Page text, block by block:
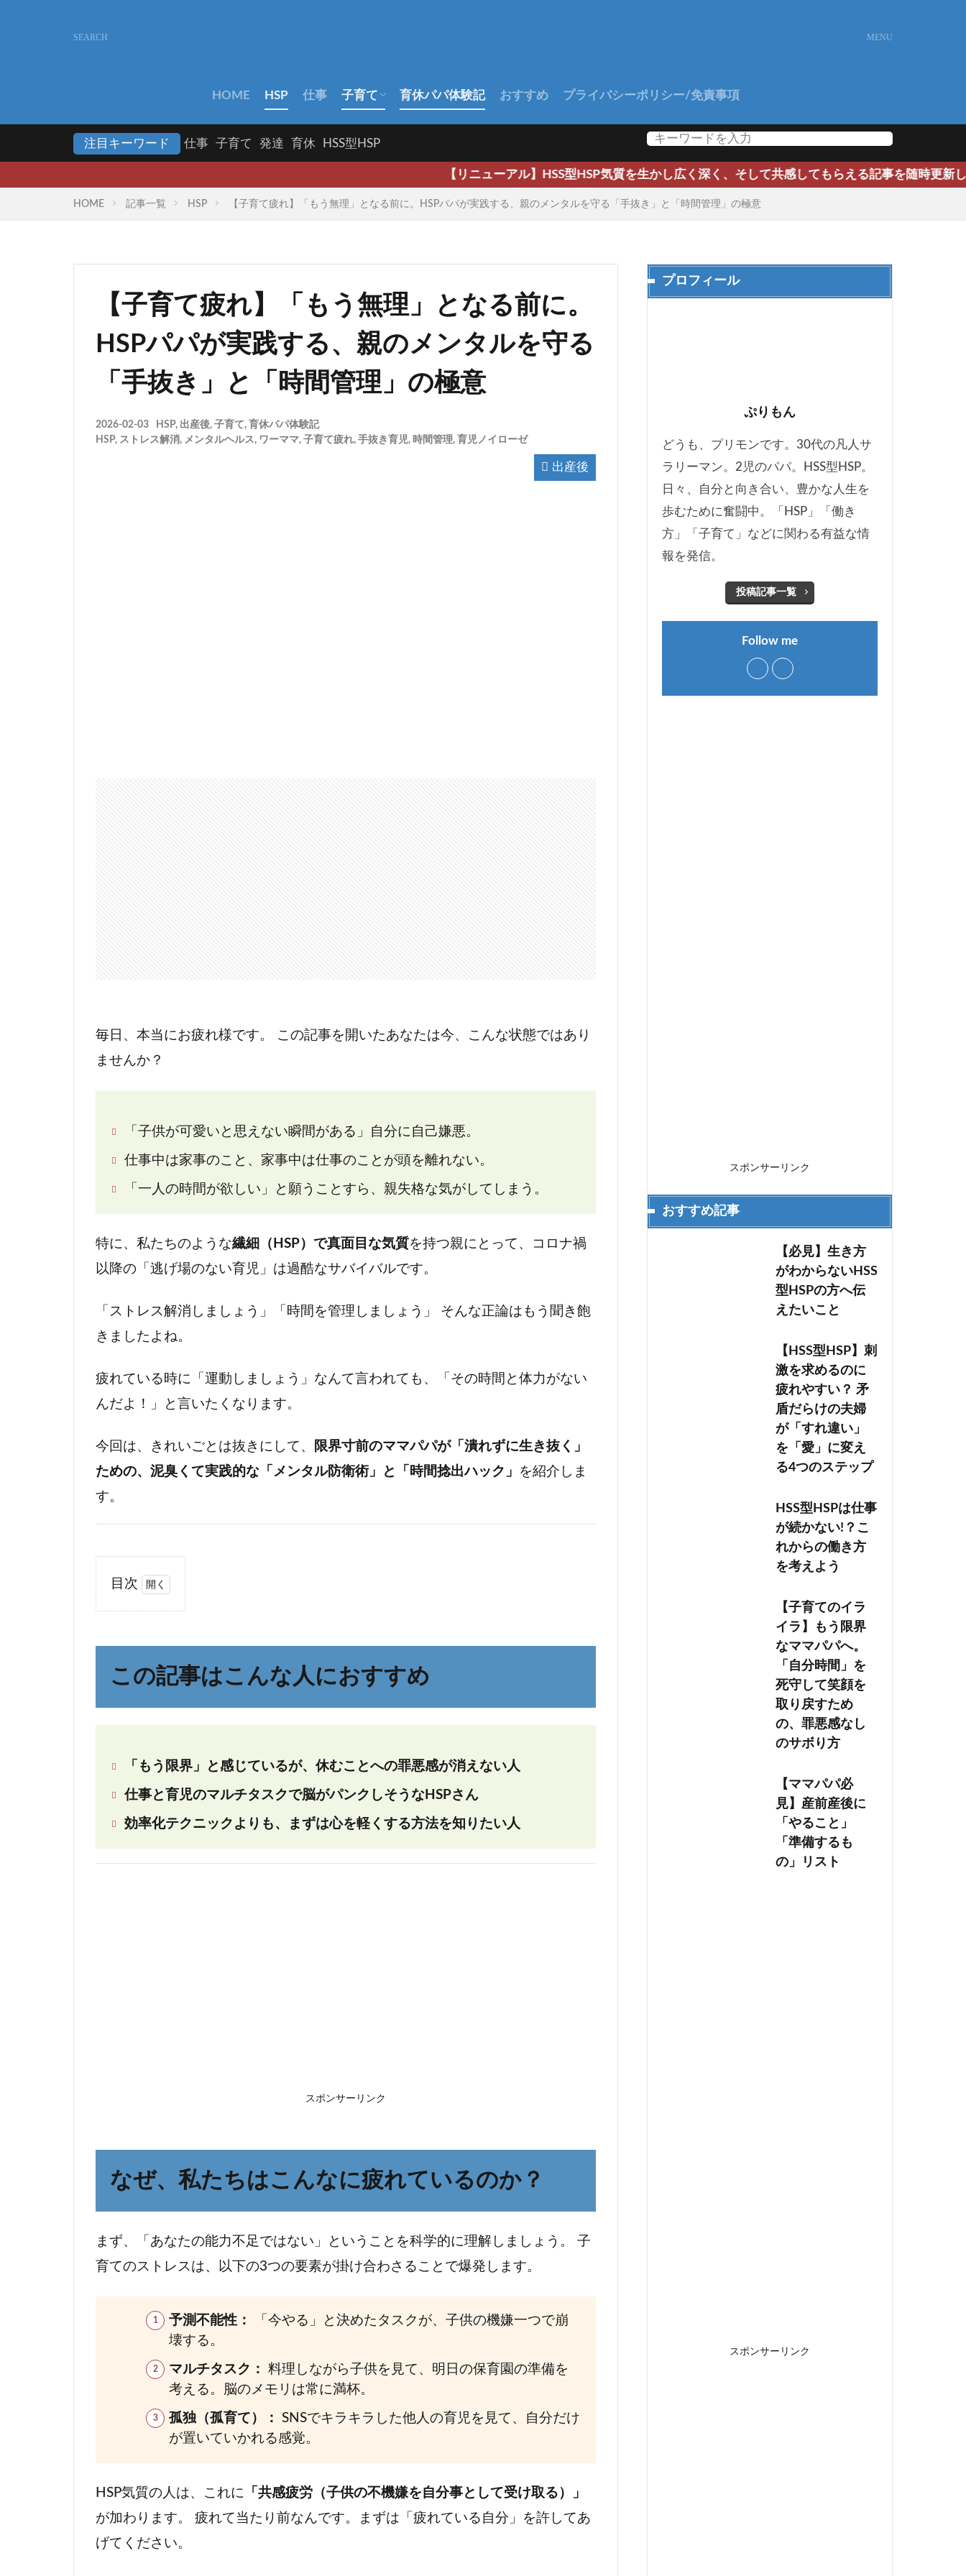
HOME HSP 仕事 子育て 育休パパ体験記 おすすめ プライバシーポリシー/免責事項
注目キーワード 仕事 子育て 発達 育休 HSS型HSP
【リニューアル】HSS型HSP気質を生かし広く深く、そして共感してもらえる記事を随時更新していきます。よろしく
HOME 記事一覧 HSP 【子育て疲れ】「もう無理」となる前に。HSPパパが実践する、親のメンタルを守る「手抜き」と「時間管理」の極意
【子育て疲れ】「もう無理」となる前に。
HSPパパが実践する、親のメンタルを守る
「手抜き」と「時間管理」の極意
2026-02-03 HSP, 出産後, 子育て, 育休パパ体験記
HSP, ストレス解消, メンタルヘルス, ワーママ, 子育て疲れ, 手抜き育児, 時間管理, 育児ノイローゼ
出産後
毎日、本当にお疲れ様です。 この記事を開いたあなたは今、こんな状態ではあり
ませんか？
「子供が可愛いと思えない瞬間がある」自分に自己嫌悪。
仕事中は家事のこと、家事中は仕事のことが頭を離れない。
「一人の時間が欲しい」と願うことすら、親失格な気がしてしまう。
特に、私たちのような繊細（HSP）で真面目な気質 を持つ親にとって、コロナ禍
以降の「逃げ場のない育児」は過酷なサバイバルです。
「ストレス解消しましょう」「時間を管理しましょう」 そんな正論はもう聞き飽
きましたよね。
疲れている時に「運動しましょう」なんて言われても、「その時間と体力がない
んだよ！」と言いたくなります。
今回は、きれいごとは抜きにして、
限界寸前のママパパが「潰れずに生き抜く」
ための、泥臭くて実践的な「メンタル防衛術」と「時間捻出ハック」
を紹介しま
す。
目次
の
事
人
に
す
め
る
「ス
トレ
消」
の具
3.1
レ瞑
想
3.2
この記事はこんな人におすすめ
「もう限界」と感じているが、休むことへの罪悪感が消えない人
仕事と育児のマルチタスクで脳がパンクしそうなHSPさん
効率化テクニックよりも、まずは心を軽くする方法を知りたい人
スポンサーリンク
なぜ、私たちはこんなに疲れているのか？
まず、「あなたの能力不足ではない」ということを科学的に理解しましょう。 子
育てのストレスは、以下の3つの要素が掛け合わさることで爆発します。
予測不能性：
「今やる」と決めたタスクが、子供の機嫌一つで崩
壊する。
マルチタスク：
料理しながら子供を見て、明日の保育園の準備を
考える。脳のメモリは常に満杯。
孤独（孤育て）：
SNSでキラキラした他人の育児を見て、自分だけ
が置いていかれる感覚。
HSP気質の人は、これに 「共感疲労（子供の不機嫌を自分事として受け取る）」
が加わります。 疲れて当たり前なんです。まずは「疲れている自分」を許してあ
げてください。
プロフィール
ぷりもん
どうも、プリモンです。30代の凡人サ
ラリーマン。2児のパパ。HSS型HSP。
日々、自分と向き合い、豊かな人生を
歩むために奮闘中。「HSP」「働き
方」「子育て」などに関わる有益な情
報を発信。
投稿記事一覧
Follow me
スポンサーリンク
おすすめ記事
【必見】生き方
がわからないHSS
型HSPの方へ伝
えたいこと
【HSS型HSP】刺
激を求めるのに
疲れやすい？ 矛
盾だらけの夫婦
が「すれ違い」
を「愛」に変え
る4つのステップ
HSS型HSPは仕事
が続かない!？こ
れからの働き方
を考えよう
【子育てのイラ
イラ】もう限界
なママパパへ。
「自分時間」を
死守して笑顔を
取り戻すため
の、罪悪感なし
のサボり方
【ママパパ必
見】産前産後に
「やること」
「準備するも
の」リスト
スポンサーリンク